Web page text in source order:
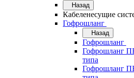
Назад
Кабеленесущие
Гофрошланг
Назад
Гофрошланг
Гофрошланг
типа
Гофрошланг